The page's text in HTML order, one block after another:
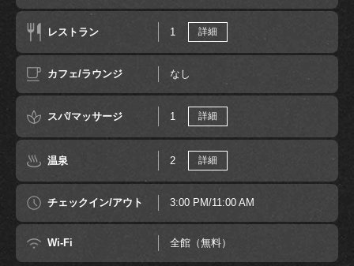
レストラン 1 詳細
カフェ/ラウンジ なし
スパ/マッサージ 1 詳細
温泉 2 詳細
チェックイン/アウト 3:00 PM/11:00 AM
Wi-Fi 全館（無料）